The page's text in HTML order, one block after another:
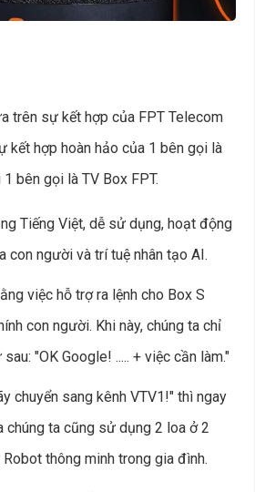
trên sự kết hợp của FPT Telecom
kết hợp hoàn hảo của 1 bên gọi là
bên gọi là TV Box FPT.
Tiếng Việt, dễ sử dụng, hoạt động
con người và trí tuệ nhân tạo AI.
việc hỗ trợ ra lệnh cho Box S
con người. Khi này, chúng ta chỉ
"OK Google! ..... + việc cần làm."
chuyển sang kênh VTV1!" thì ngay
chúng ta cũng sử dụng 2 loa ở 2
thông minh trong gia đình.